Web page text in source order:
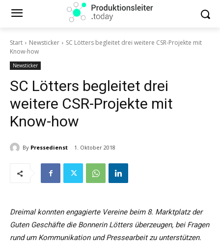
Start Newsticker
SC Lötters begleitet drei weitere CSR-Projekte mit
Know-how
Newsticker
SC Lötters begleitet drei
weitere CSR-Projekte mit
Know-how
By Pressedienst 1. Oktober 2018
Dreimal konnten engagierte Vereine beim 8. Marktplatz der
Guten Geschäfte die Bonnerin Lötters überzeugen, bei Fragen
rund um Kommunikation und Pressearbeit zu unterstützen.